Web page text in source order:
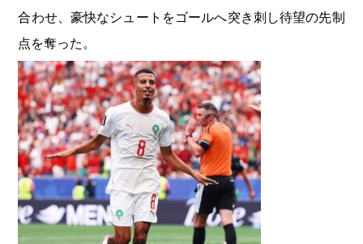
合わせ、豪快なシュートをゴールへ突き刺し待望の先制
点を奪った。